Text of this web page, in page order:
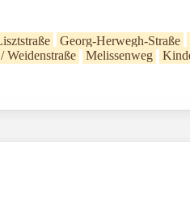
Georg-Herwegh-Straße
Weidenstraße
Melissenweg